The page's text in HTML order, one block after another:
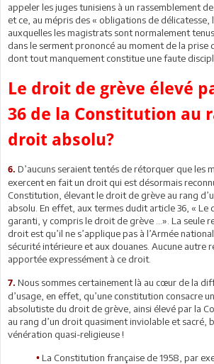
appeler les juges tunisiens à un rassemblement
et ce, au mépris des « obligations de
auxquelles les magistrats sont normalement
dans le serment prononcé au moment de la prise
dont tout manquement constitue une faute
Le droit de grève élevé
36 de la Constitution au
droit absolu?
6. D’aucuns seraient tentés de rétorquer que les
exercent en fait un droit qui est désormais
Constitution, élevant le droit de grève au rang
absolu. En effet, aux termes dudit article 36, « Le
garanti, y compris le droit de grève …». La seule
droit est qu’il ne s’applique pas à l’Armée
sécurité intérieure et aux douanes. Aucune autre
apportée expressément à ce droit.
7. Nous sommes certainement là au cœur de la
d’usage, en effet, qu’une constitution consacre
absolutiste du droit de grève, ainsi élevé par la
au rang d’un droit quasiment inviolable et sacré,
vénération quasi-religieuse !
• La Constitution française de 1958, par